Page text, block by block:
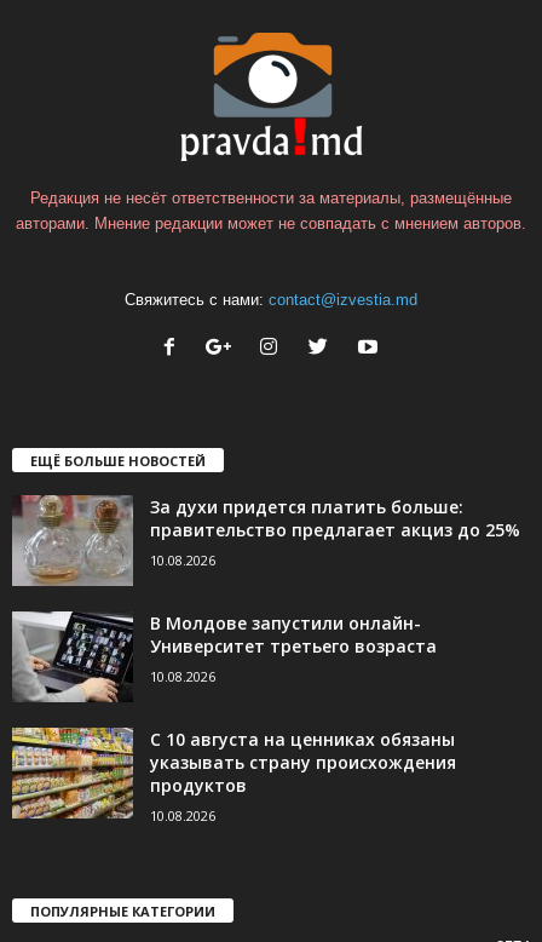
Редакция не несёт ответственности за материалы, размещённые
авторами. Мнение редакции может не совпадать с мнением авторов.
Свяжитесь с нами: contact@izvestia.md
ЕЩЁ БОЛЬШЕ НОВОСТЕЙ
За духи придется платить больше:
правительство предлагает акциз до 25%
10.08.2026
В Молдове запустили онлайн-
Университет третьего возраста
10.08.2026
С 10 августа на ценниках обязаны
указывать страну происхождения
продуктов
10.08.2026
ПОПУЛЯРНЫЕ КАТЕГОРИИ